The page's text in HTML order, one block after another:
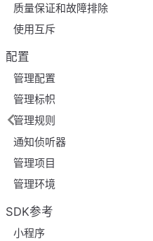
质量保证和故障排除
使用互斥
配置
管理配置
管理标帜
管理规则
通知侦听器
管理项目
管理环境
SDK参考
小程序